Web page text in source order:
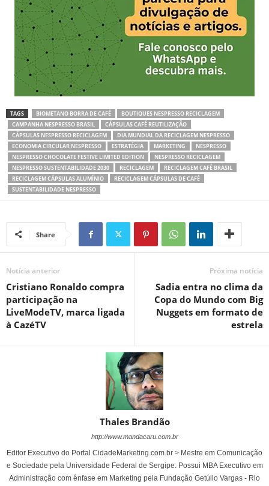
TAGS BIOMETANO BORRA DE CAFÉ
BOUTIQUES NESPRESSO RECICLAGEM
CAMPANHA NESPRESSO BRASIL
CÁPSULAS CAFÉ REUTILIZAÇÃO
CÁPSULAS NESPRESSO RECICLAGEM
DIA MUNDIAL DA RECICLAGEM NESPRESSO
ECONOMIA CIRCULAR NESPRESSO
ESTRATÉGIA MARKETING
NESPRESSO
NESPRESSO CHOCOLATE FESTIVE LIMITED EDITION
NESPRESSO RECICLAGEM
NESPRESSO SUSTENTABILIDADE 2030
RECICLAGEM
RECICLAGEM CAFÉ BRASIL
RECICLAGEM CÁPSULAS ALUMÍNIO
RECICLAGEM CÁPSULAS DE CAFÉ
SUSTENTABILIDADE NESPRESSO
Share
Notícia anterior
Cristiano Ronaldo compra
participação na
LiveModeTV, marca ligada
à CazéTV
Próxima notícia
Sadia entra no clima da
Copa do Mundo com Big
Nuggets em formato de
estrela
Thales Brandão
http://www.mandacaru.com.br
Editor Executivo do Portal CidadeMarketing.com.br > Mestre em Comunicação
e Sociedade pela Universidade Federal de Sergipe. Possui MBA Executivo em
Administração com ênfase em Marketing pela Fundação Getúlio Vargas - Rio